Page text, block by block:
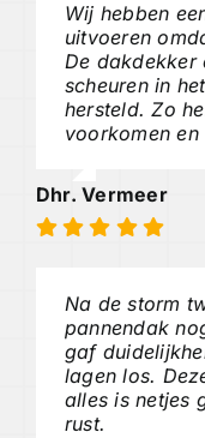
Wij hebben
uitvoeren
De dakdekker
scheuren in
hersteld. Zo
voorkomen
Dhr. Vermeer
Na de storm
pannendak
gaf
lagen los.
alles is netjes
rust.